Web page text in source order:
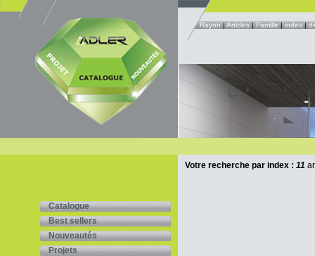
Rayon|Articles|Famille|index|
Catalogue
Best sellers
Nouveautés
Projets
Votre recherche par index : 11